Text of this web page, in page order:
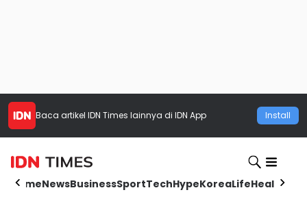
Baca artikel IDN Times lainnya di IDN App Install
HomeNewsBusinessSportTechHypeKoreaLifeHealth